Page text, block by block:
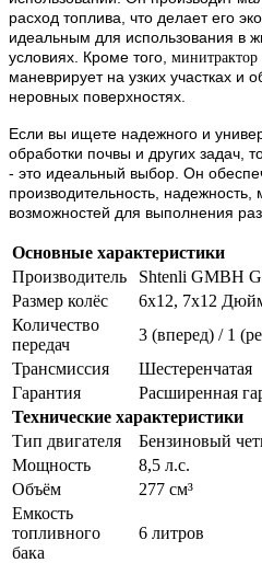
расход топлива, что делает его
идеальным для использования в
условиях. Кроме того,
маневрирует на узких участках и
неровных поверхностях.
Если вы ищете надежного и
обработки почвы и других задач,
- это идеальный выбор. Он
производительность,
возможностей для выполнения
Основные характеристики
Производитель
Shtenli GMBH
Размер колёс
6х12, 7х12
Количество
передач
3 (вперед) / 1
Трансмиссия
Шестеренчатая
Гарантия
Расширенная
Технические характеристики
Тип двигателя
Бензиновый
Мощность
8,5 л.с.
Объём
277 см³
Емкость
топливного
бака
6 литров